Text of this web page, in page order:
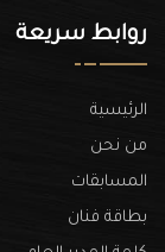
روابط سريعة
الرئيسية
من نحن
المسابقات
بطاقة فنان